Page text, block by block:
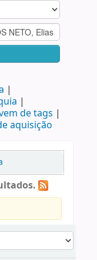
de tags
aquisição